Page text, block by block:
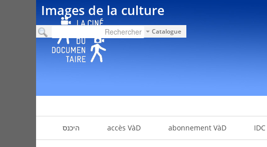
Images de la culture
Catalogue
abonnement VàD
accès VàD היכנס